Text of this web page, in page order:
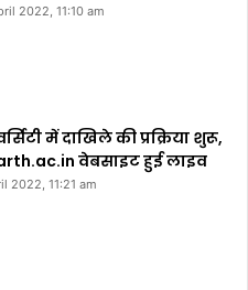
2022, 11:10 am
में दाखिले की प्रक्रिया शुरू,
वेबसाइट हुई लाइव
2022, 11:21 am